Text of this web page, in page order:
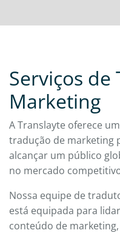
Serviços de
Marketing
A Translayte oferece
tradução de marketing
alcançar um público
no mercado
Nossa equipe de
está equipada para
conteúdo de